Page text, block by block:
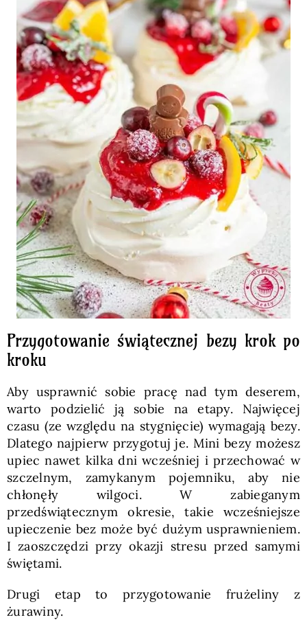
Przygotowanie świątecznej bezy krok po
kroku
Aby usprawnić sobie pracę nad tym deserem,
warto podzielić ją sobie na etapy. Najwięcej
czasu (ze względu na stygnięcie) wymagają bezy.
Dlatego najpierw przygotuj je. Mini bezy możesz
upiec nawet kilka dni wcześniej i przechować w
szczelnym, zamykanym pojemniku, aby nie
chłonęły wilgoci. W zabieganym
przedświątecznym okresie, takie wcześniejsze
upieczenie bez może być dużym usprawnieniem.
I zaoszczędzi przy okazji stresu przed samymi
świętami.
Drugi etap to przygotowanie frużeliny z
żurawiny.